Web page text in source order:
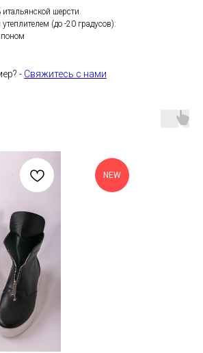
шерсти.
(до -20 градусов):
- Свяжитесь с нами
NEW